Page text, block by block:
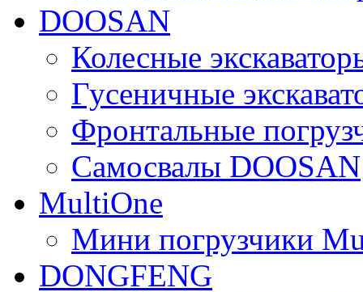
DOOSAN
Колесные
Гусеничные
Фронтальные
Самосвалы DOOSAN
MultiOne
Мини погрузчики
DONGFENG